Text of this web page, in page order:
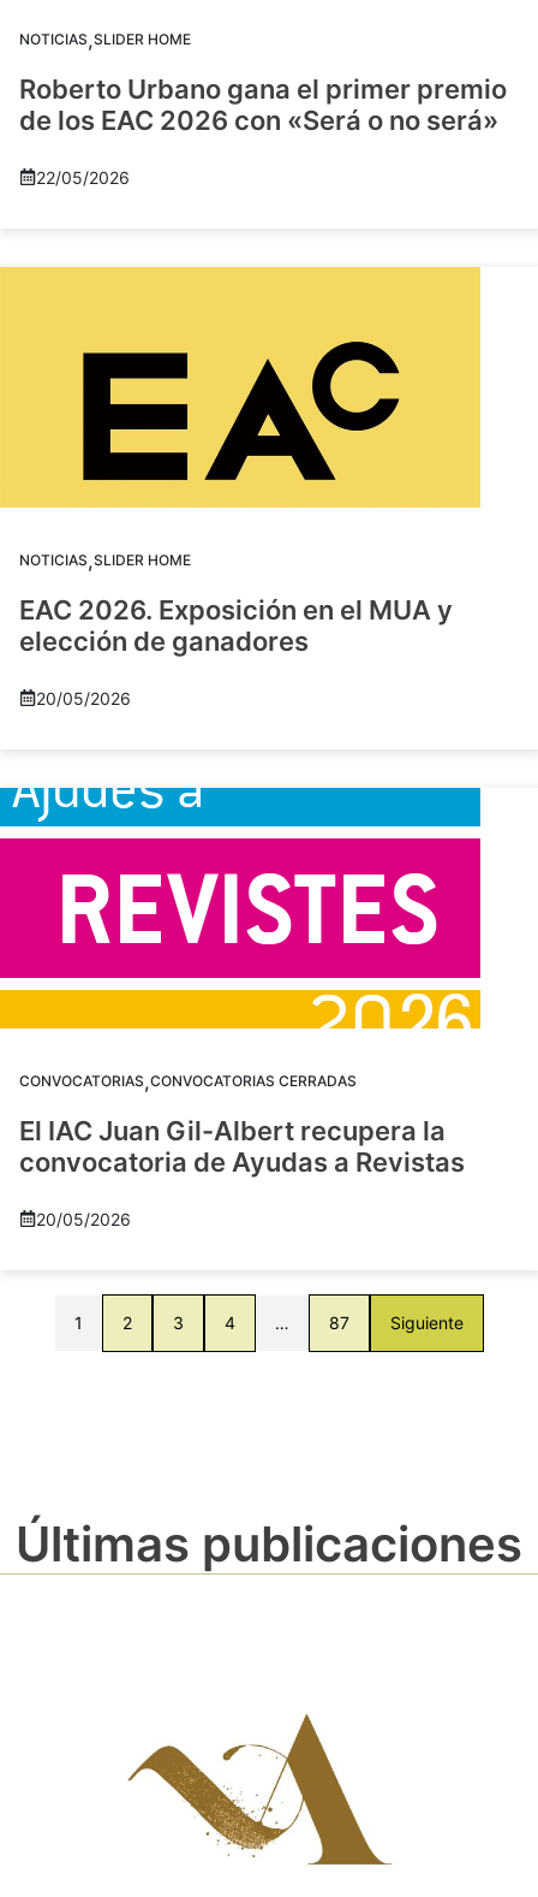
NOTICIAS,SLIDER HOME
Roberto Urbano gana el primer premio
de los EAC 2026 con «Será o no será»
22/05/2026
NOTICIAS,SLIDER HOME
EAC 2026. Exposición en el MUA y
elección de ganadores
20/05/2026
CONVOCATORIAS,CONVOCATORIAS CERRADAS
El IAC Juan Gil-Albert recupera la
convocatoria de Ayudas a Revistas
20/05/2026
1 2 3 4 … 87 Siguiente
Últimas publicaciones